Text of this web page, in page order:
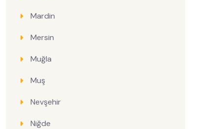
Mardin
Mersin
Muğla
Muş
Nevşehir
Niğde